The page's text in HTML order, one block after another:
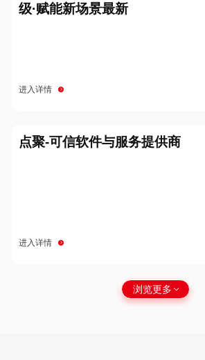
级·赋能新场景最新
进入详情
点聚-可信软件与服务提供商
进入详情
浏览更多